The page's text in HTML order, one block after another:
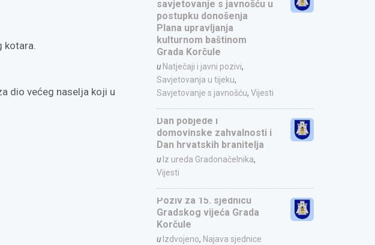
kotara.
dio većeg naselja koji u
savjetovanje s javnošću u
postupku donošenja
Plana upravljanja
kulturnom baštinom
Grada Korčule
u Natječaji i javni pozivi,
Savjetovanja u tijeku,
Savjetovanje s javnošću, Vijesti
Dan pobjede i
domovinske zahvalnosti i
Dan hrvatskih branitelja
u Iz ureda Gradonačelnika,
Vijesti
Poziv za 15. sjednicu
Gradskog vijeća Grada
Korčule
u Izdvojeno, Najava sjednice